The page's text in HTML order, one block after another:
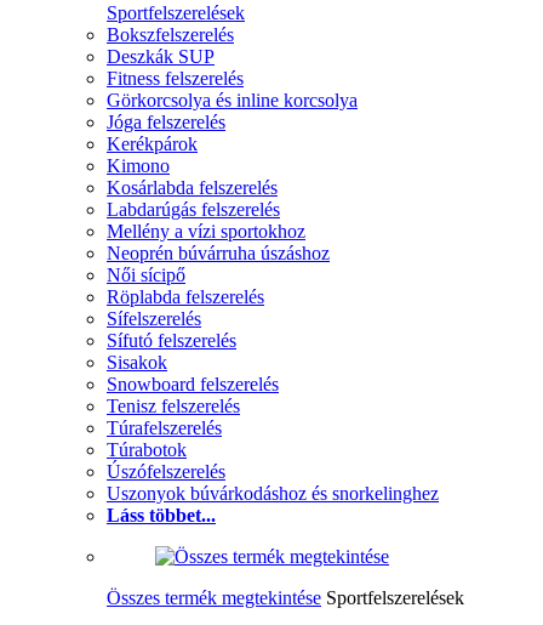
Sportfelszerelések
Bokszfelszerelés
Deszkák SUP
Fitness felszerelés
Görkorcsolya és inline korcsolya
Jóga felszerelés
Kerékpárok
Kimono
Kosárlabda felszerelés
Labdarúgás felszerelés
Mellény a vízi sportokhoz
Neoprén búvárruha úszáshoz
Női sícipő
Röplabda felszerelés
Sífelszerelés
Sífutó felszerelés
Sisakok
Snowboard felszerelés
Tenisz felszerelés
Túrafelszerelés
Túrabotok
Úszófelszerelés
Uszonyok búvárkodáshoz és snorkelinghez
Láss többet...
Összes termék megtekintése Sportfelszerelések